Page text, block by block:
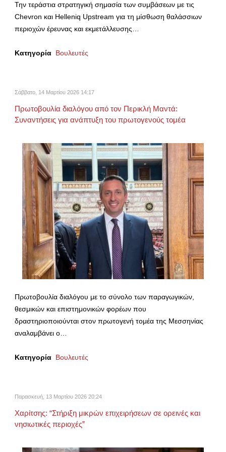
Την τεράστια στρατηγική σημασία των συμβάσεων με τις
Chevron και Helleniq Upstream για τη μίσθωση θαλάσσιων
περιοχών έρευνας και εκμετάλλευσης…
Κατηγορία Βουλευτές
Σάββατο, 14 Μαρτίου 2026 14:17
Πρωτοβουλία διαλόγου από τον Περικλή Μαντά:
Συναντήσεις για ανάπτυξη του πρωτογενούς τομέα
Πρωτοβουλία διαλόγου με το σύνολο των παραγωγικών,
θεσμικών και επιστημονικών φορέων που
δραστηριοποιούνται στον πρωτογενή τομέα της Μεσσηνίας
αναλαμβάνει ο…
Κατηγορία Βουλευτές
Παρασκευή, 13 Μαρτίου 2026 20:24
Χαρίτσης: “Στήριξη μικρών επιχειρήσεων σε ορεινές και
νησιωτικές περιοχές”